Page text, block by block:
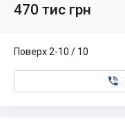
470 тис грн
Поверх 2-10 / 10
